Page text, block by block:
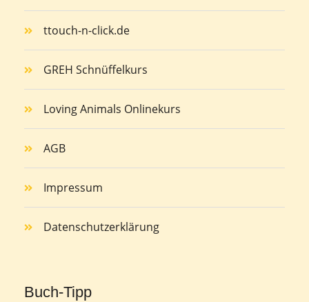
ttouch-n-click.de
GREH Schnüffelkurs
Loving Animals Onlinekurs
AGB
Impressum
Datenschutzerklärung
Buch-Tipp